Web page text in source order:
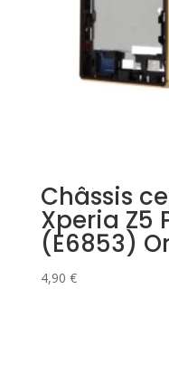
Châssis
Xperia Z5
(E6853)
4,90 €